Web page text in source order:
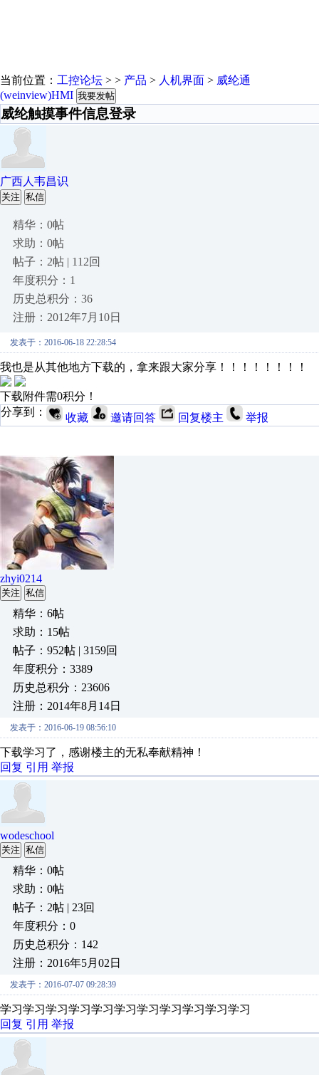
当前位置： 工控论坛 > > 产品 > 人机界面 > 威纶通
(weinview)HMI 我要发帖
威纶触摸事件信息登录
广西人韦昌识
关注 私信
精华：0帖
求助：0帖
帖子：2帖 | 112回
年度积分：1
历史总积分：36
注册：2012年7月10日
发表于：2016-06-18 22:28:54
我也是从其他地方下载的，拿来跟大家分享！！！！！！！！
下载附件需0积分！
分享到：
收藏 邀请回答 回复楼主 举报
zhyi0214
关注 私信
精华：6帖
求助：15帖
帖子：952帖 | 3159回
年度积分：3389
历史总积分：23606
注册：2014年8月14日
发表于：2016-06-19 08:56:10
下载学习了，感谢楼主的无私奉献精神！
回复 引用 举报
wodeschool
关注 私信
精华：0帖
求助：0帖
帖子：2帖 | 23回
年度积分：0
历史总积分：142
注册：2016年5月02日
发表于：2016-07-07 09:28:39
学习学习学习学习学习学习学习学习学习学习学习
回复 引用 举报